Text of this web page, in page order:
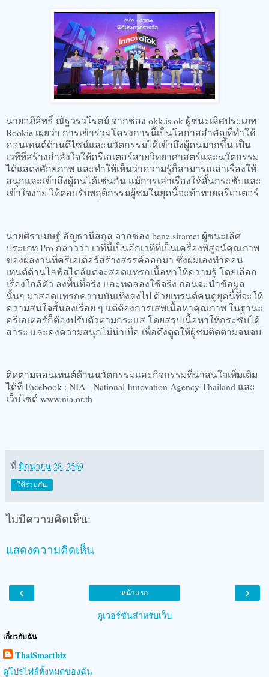
นายอภิสิทธิ์ ณัฐวรวโรตม์ จากช่อง okk.is.ok ผู้ชนะเลิศประเภท
Rookie เผยว่า การเข้าร่วมโครงการนี้เป็นโอกาสสำคัญที่ทำให้
คอนเทนต์ด้านดีไซน์และนวัตกรรมได้เข้าถึงผู้คนมากขึ้น เป็น
เวทีที่สร้างกำลังใจให้ครีเอเตอร์สายวิทยาศาสตร์และนวัตกรรม
ได้แสดงศักยภาพ และทำให้เห็นว่าความรู้ก็สามารถเล่าเรื่องให้
สนุกและเข้าถึงผู้คนได้เช่นกัน แม้การเล่าเรื่องให้สั้นกระชับและ
เข้าใจง่าย ให้ตอบรับพฤติกรรมผู้ชมในยุคนี้จะท้าทายครีเอเตอร์
นายศิราเมษฐ์ อัญธานีสกุล จากช่อง benz.siramet ผู้ชนะเลิศ
ประเภท Pro กล่าวว่า เวทีนี้เป็นอีกเวทีที่เป็นเครื่องพิสูจน์คุณภาพ
ของผลงานที่ครีเอเตอร์สร้างสรรค์ออกมา ซึ่งผมเองทำคอน
เทนต์ด้านไลฟ์สไตล์แต่จะสอดแทรกเนื้อหาให้ความรู้ โดยเลือก
เรื่องใกล้ตัว ลงพื้นที่จริง และทดลองใช้จริง ก่อนจะนำข้อมูล
นั้นๆ มาสอดแทรกความบันเทิงลงไป ด้วยเทรนด์คนดูยุคนี้ที่จะให้
ความสนใจสั้นลงเรื่อย ๆ แต่ต้องการเสพเนื้อหาคุณภาพ ในฐานะ
ครีเอเตอร์ก็ต้องปรับตัวตามกระแส โดยสรุปเนื้อหาให้กระชับได้
สาระ และคงความสนุกไม่น่าเบื่อ เพื่อดึงดูดให้ผู้ชมติดตามจนจบ
ติดตามคอนเทนต์ด้านนวัตกรรมและกิจกรรมที่น่าสนใจเพิ่มเติม
ได้ที่ Facebook : NIA - National Innovation Agency Thailand และ
เว็บไซต์ www.nia.or.th
ที่ มิถุนายน 28, 2569
ใช้ร่วมกัน
ไม่มีความคิดเห็น:
แสดงความคิดเห็น
‹ ›
หน้าแรก
ดูเวอร์ชันสำหรับเว็บ
เกี่ยวกับฉัน
ThaiSmartbiz
ดูโปรไฟล์ทั้งหมดของฉัน